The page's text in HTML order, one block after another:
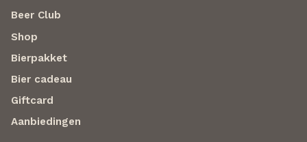
Beer Club
Shop
Bierpakket
Bier cadeau
Giftcard
Aanbiedingen